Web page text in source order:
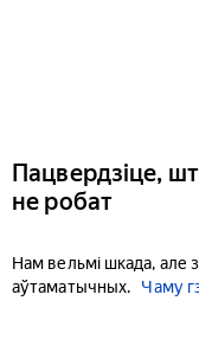
Пацвердзіце,
не робат
Нам вельмі шкада, але
аўтаматычных.
Чаму